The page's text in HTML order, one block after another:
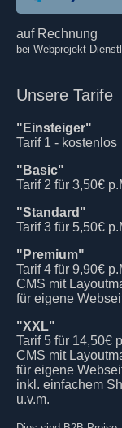
auf Rechnung
bei Webprojekt
Unsere Tarife
"Einsteiger"
Tarif 1 - kostenlos
"Basic"
Tarif 2 für 3,50€
"Standard"
Tarif 3 für 5,50€
"Premium"
Tarif 4 für 9,90€
CMS mit
für eigene
"XXL"
Tarif 5 für 14,50€
CMS mit
für eigene
inkl. einfachem
u.v.m.